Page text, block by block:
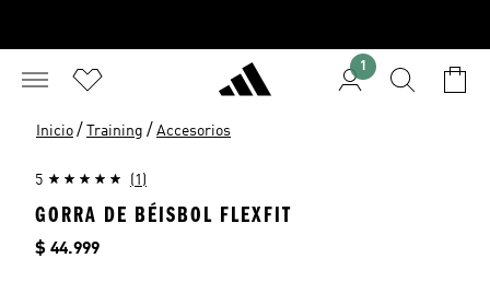
1
Inicio / Training / Accesorios
5 (1)
GORRA DE BÉISBOL FLEXFIT
Precio
$ 44.999